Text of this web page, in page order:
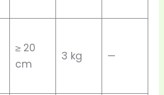
≥ 20
cm
3 kg —